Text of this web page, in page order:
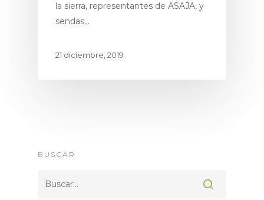
la sierra, representantes de ASAJA, y
sendas…
21 diciembre, 2019
BUSCAR
Proyecto
Ecoturismo